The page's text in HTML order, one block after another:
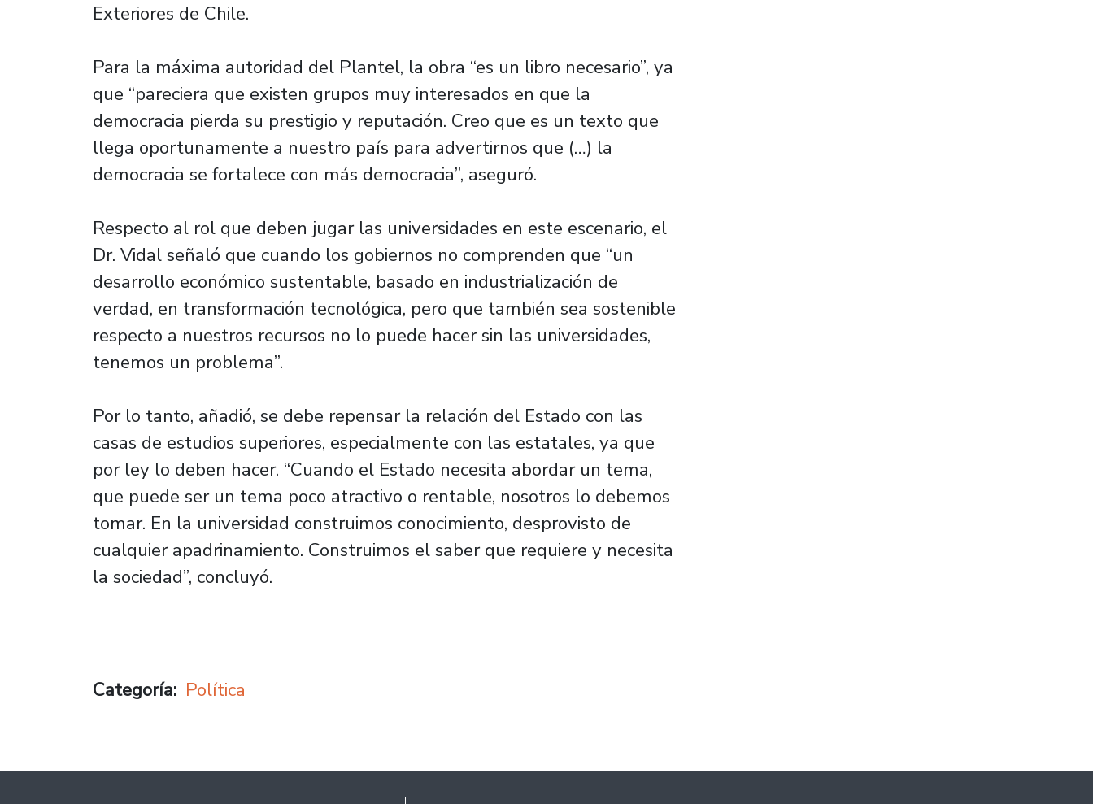
Exteriores de Chile.
Para la máxima autoridad del Plantel, la obra “es un libro necesario”, ya
que “pareciera que existen grupos muy interesados en que la
democracia pierda su prestigio y reputación. Creo que es un texto que
llega oportunamente a nuestro país para advertirnos que (…) la
democracia se fortalece con más democracia”, aseguró.
Respecto al rol que deben jugar las universidades en este escenario, el
Dr. Vidal señaló que cuando los gobiernos no comprenden que “un
desarrollo económico sustentable, basado en industrialización de
verdad, en transformación tecnológica, pero que también sea sostenible
respecto a nuestros recursos no lo puede hacer sin las universidades,
tenemos un problema”.
Por lo tanto, añadió, se debe repensar la relación del Estado con las
casas de estudios superiores, especialmente con las estatales, ya que
por ley lo deben hacer. “Cuando el Estado necesita abordar un tema,
que puede ser un tema poco atractivo o rentable, nosotros lo debemos
tomar. En la universidad construimos conocimiento, desprovisto de
cualquier apadrinamiento. Construimos el saber que requiere y necesita
la sociedad”, concluyó.
Categoría Política